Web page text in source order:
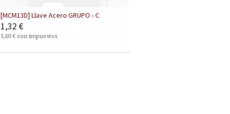
[MCM13D] Llave Acero GRUPO - C
1,32€
1,60 € con impuestos